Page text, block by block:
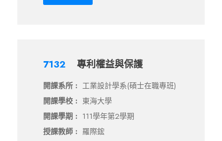
7132 專利權益與保護
開課系所 : 工業設計學系(碩士在職專班)
開課學校 : 東海大學
開課學期 : 111學年第2學期
授課教師 : 羅際鋐